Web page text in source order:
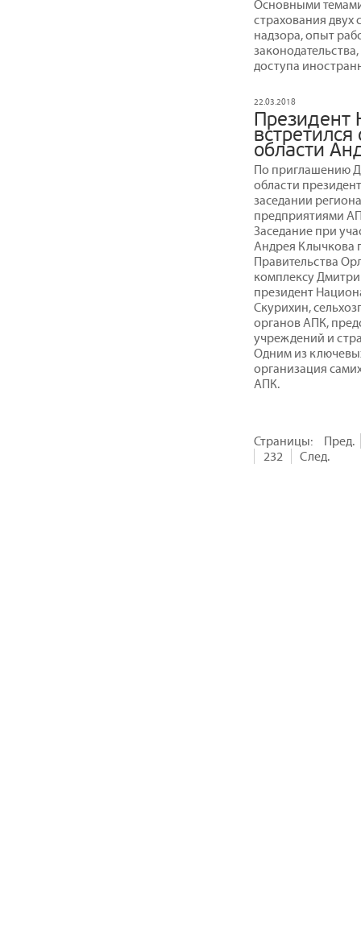
Основными
страхования двух
надзора, опыт
доступа
22.03.2018
области
По приглашению
области
заседании
предприятиями
Заседание при
Андрея Клычкова
Правительства
комплексу
президент
Скурихин,
органов АПК,
учреждений и
Одним из
организация
АПК.
Страницы:
Пред.
232
След.